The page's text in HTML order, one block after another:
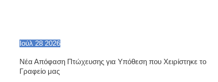
Ιούλ 28 2026
Νέα Απόφαση Πτώχευσης για Υπόθεση που Χειρίστηκε το
Γραφείο μας